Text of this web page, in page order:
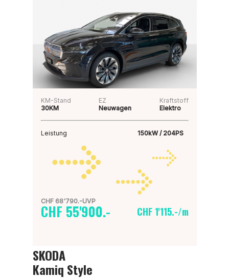
KM-Stand
30KM
EZ
Neuwagen
Kraftstoff
Elektro
Leistung 150kW / 204PS
CHF 68'790.-UVP
CHF 55'900.- CHF 1'115.-/m
SKODA
Kamiq Style